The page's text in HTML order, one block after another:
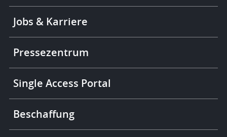
More
links
Jobs & Karriere
Pressezentrum
Single Access Portal
Beschaffung